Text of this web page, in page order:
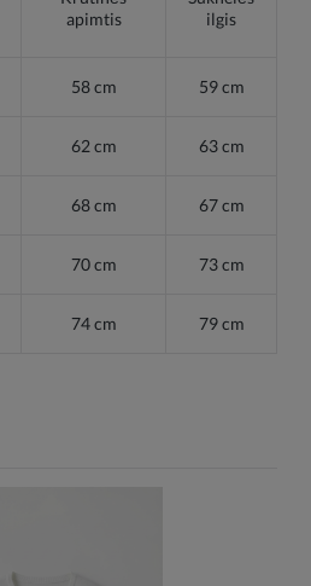
apimtis
ilgis
58 cm 59 cm
62 cm 63 cm
68 cm 67 cm
70 cm 73 cm
74 cm 79 cm